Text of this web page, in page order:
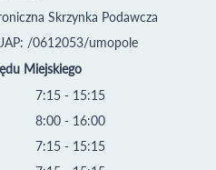
Skrzynka Podawcza
/0612053/umopole
Miejskiego
7:15 - 15:15
8:00 - 16:00
7:15 - 15:15